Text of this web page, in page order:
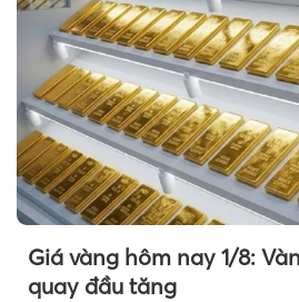
Giá vàng hôm nay 1/8:
quay đầu tăng